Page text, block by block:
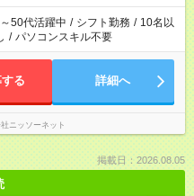
50代活躍中 / シフト勤務 / 10名以
/ パソコンスキル不要
る 詳細へ
ニッソーネット
掲載日：2026.08.05